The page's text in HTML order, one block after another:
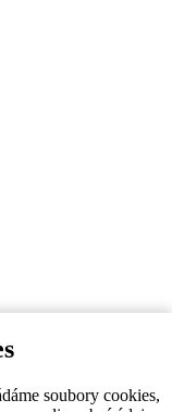
soubory cookies,